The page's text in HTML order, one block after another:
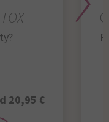
20,95 €